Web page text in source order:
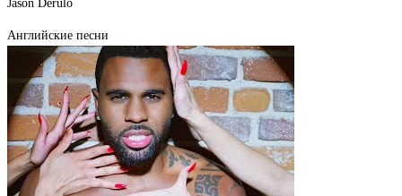
Jason Derulo
Английские песни